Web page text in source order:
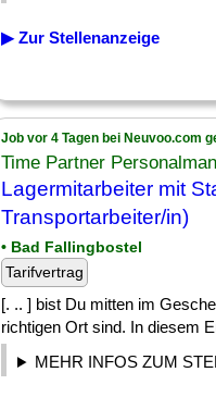
▶ Zur Stellenanzeige
Job vor 4 Tagen bei Neuvoo.com
Time Partner
Lagermitarbeiter mit
Transportarbeiter/in)
• Bad Fallingbostel
Tarifvertrag
[. .. ] bist Du mitten im
richtigen Ort sind. In diesem
MEHR INFOS ZUM